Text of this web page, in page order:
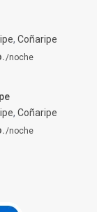
, Coñaripe
/noche
, Coñaripe
/noche